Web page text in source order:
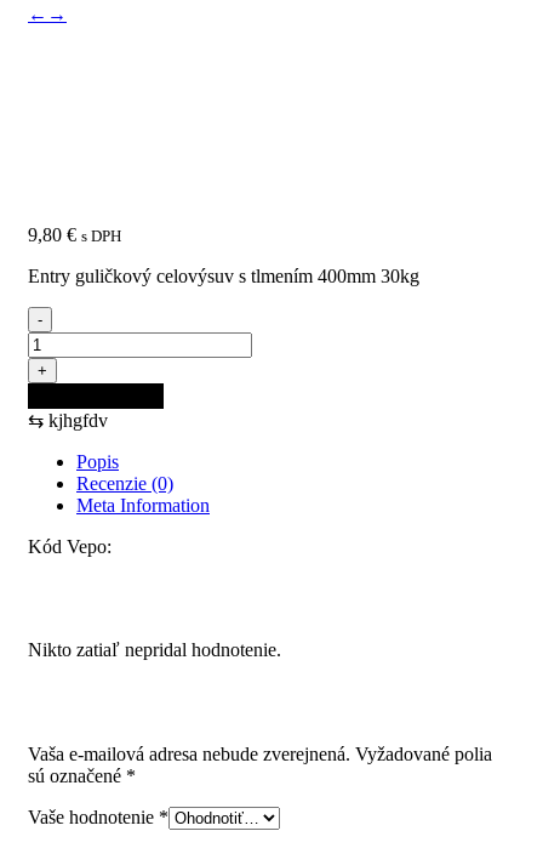
← →
9,80 € s DPH
Entry guličkový celovýsuv s tlmením 400mm 30kg
-
množstvo
ENTRY
guličkový
celovýsuv
s
tlmením
400mm
30kg
+
⇆ kjhgfdv
Popis
Recenzie (0)
Meta Information
Kód Vepo:
Nikto zatiaľ nepridal hodnotenie.
Vaša e-mailová adresa nebude zverejnená. Vyžadované polia
sú označené *
Vaše hodnotenie *